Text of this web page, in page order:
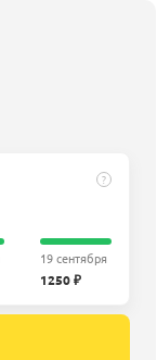
?
19 сентября
1250 ₽